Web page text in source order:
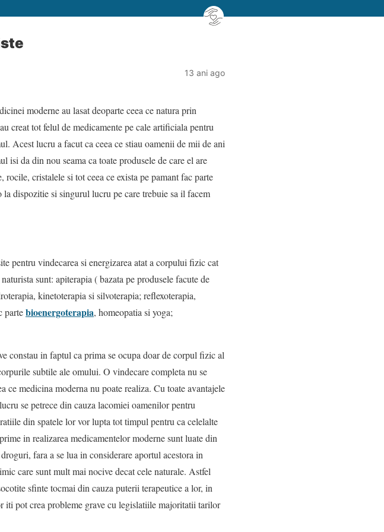
13 ani ago
moderne au lasat deoparte ceea ce natura prin
creat tot felul de medicamente pe cale artificiala pentru
Acest lucru a facut ca ceea ce stiau oamenii de mii de ani
isi da din nou seama ca toate produsele de care el are
cristalele si tot ceea ce exista pe pamant fac parte
dispozitie si singurul lucru pe care trebuie sa il facem
pentru vindecarea si energizarea atat a corpului fizic cat
sunt: apiterapia ( bazata pe produsele facute de
kinetoterapia si silvoterapia; reflexoterapia,
partebioenergoterapia, homeopatia si yoga;
constau in faptul ca prima se ocupa doar de corpul fizic al
subtile ale omului. O vindecare completa nu se
ce medicina moderna nu poate realiza. Cu toate avantajele
se petrece din cauza lacomiei oamenilor pentru
din spatele lor vor lupta tot timpul pentru ca celelalte
in realizarea medicamentelor moderne sunt luate din
fara a se lua in considerare aportul acestora in
care sunt mult mai nocive decat cele naturale. Astfel
sfinte tocmai din cauza puterii terapeutice a lor, in
iti pot crea probleme grave cu legislatiile majoritatii tarilor